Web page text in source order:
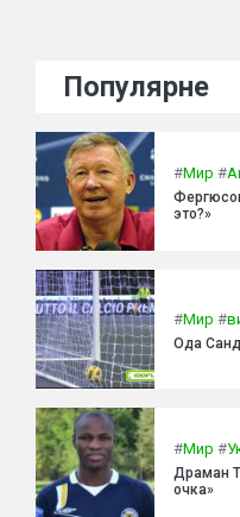
Популярне
#Мир #
это?»
#Мир #
Ода
#Мир #
Драман
очка»